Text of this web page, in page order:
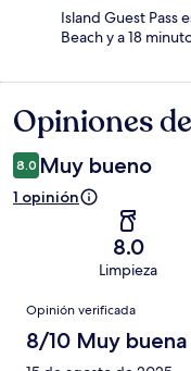
Island Guest Pass
Beach y a 18
Opiniones
Opiniones
8.0 Muy bueno
1 opinión
8.0
Limpieza
Opiniones
Opinión verificada
8/10 Muy buena